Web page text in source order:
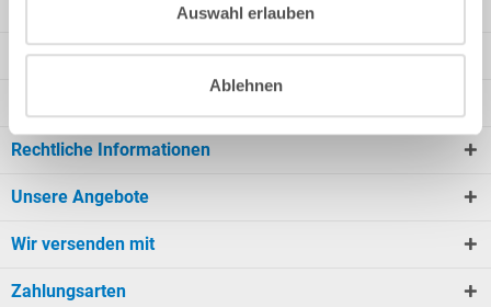
Auswahl erlauben
Ablehnen
Mein Konto
Rechtliche Informationen
Unsere Angebote
Wir versenden mit
Zahlungsarten